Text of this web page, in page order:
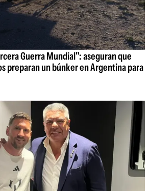
Guerra Mundial": aseguran que
preparan un búnker en Argentina para